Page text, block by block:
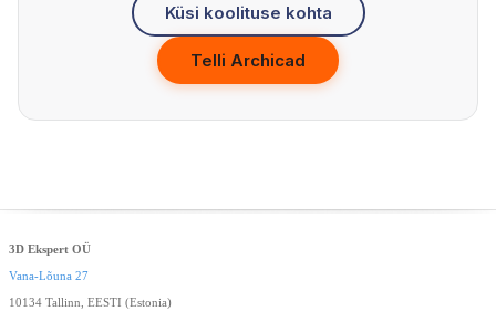
Küsi koolituse kohta
Telli Archicad
3D Ekspert OÜ
Vana-Lõuna 27
10134 Tallinn, EESTI (Estonia)